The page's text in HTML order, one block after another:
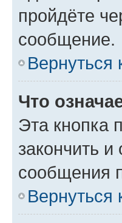
пройдёте
сообщение.
Вернуться
Что
Эта кнопка
закончить и
сообщения
Вернуться